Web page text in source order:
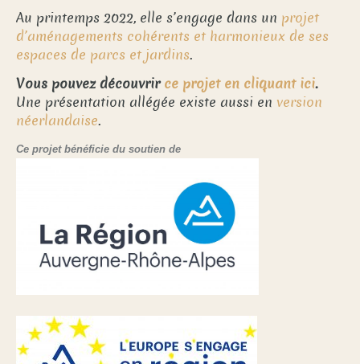
Au printemps 2022, elle s’engage dans un projet
d’aménagements cohérents et harmonieux de ses
espaces de parcs et jardins.
Vous pouvez découvrirce projet en cliquant ici.
Une présentation allégée existe aussi en version
néerlandaise.
Ce projet bénéficie du soutien de